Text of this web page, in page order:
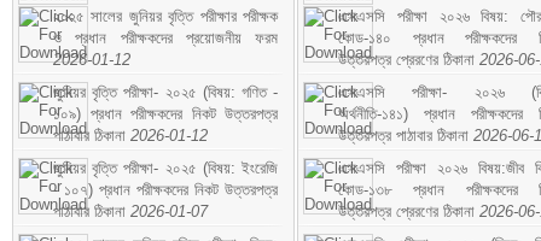
২০২৫ সালের জুনিয়র বৃত্তি পরীক্ষার পরীক্ষক
ও প্রধান পরীক্ষকদের প্রয়োজনীয় ফরম
2026-01-12
জুনিয়র বৃত্তি পরীক্ষা- ২০২৫ (বিষয়: গণিত -
১০৯) প্রধান পরীক্ষকদের নিকট উত্তরপত্র
পাঠাবার ঠিকানা 2026-01-12
জুনিয়র বৃত্তি পরীক্ষা- ২০২৫ (বিষয়: ইংরেজি
- ১০৭) প্রধান পরীক্ষকদের নিকট উত্তরপত্র
পাঠাবার ঠিকানা 2026-01-07
এসএসসি পরীক্ষা ২০২৬ বিষয়:
কোড-১৪০ প্রধান পরীক্ষকদের
উত্তরপত্র প্রেরণের ঠিকানা 2026-
এসএসসি পরীক্ষা- ২০২৬
অর্থনীতি-১৪১) প্রধান পরীক্ষকদের
উত্তরপত্র পাঠাবার ঠিকানা 2026-06-
এসএসসি পরীক্ষা ২০২৬ বিষয়:জীব
কোড-১৩৮ প্রধান পরীক্ষকদের
উত্তরপত্র প্রেরণের ঠিকানা 2026-